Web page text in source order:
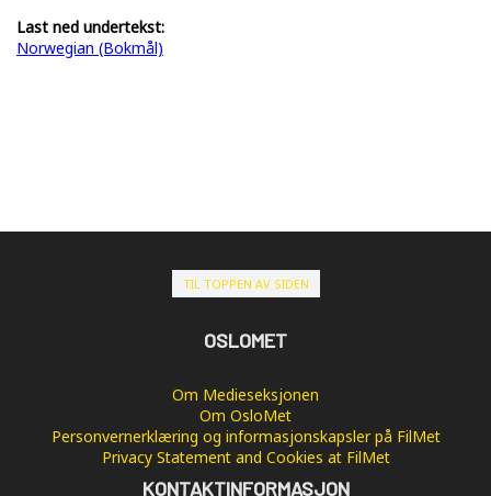
Last ned undertekst:
Norwegian (Bokmål)
TIL TOPPEN AV SIDEN
OSLOMET
Om Medieseksjonen
Om OsloMet
Personvernerklæring og informasjonskapsler på FilMet
Privacy Statement and Cookies at FilMet
KONTAKTINFORMASJON